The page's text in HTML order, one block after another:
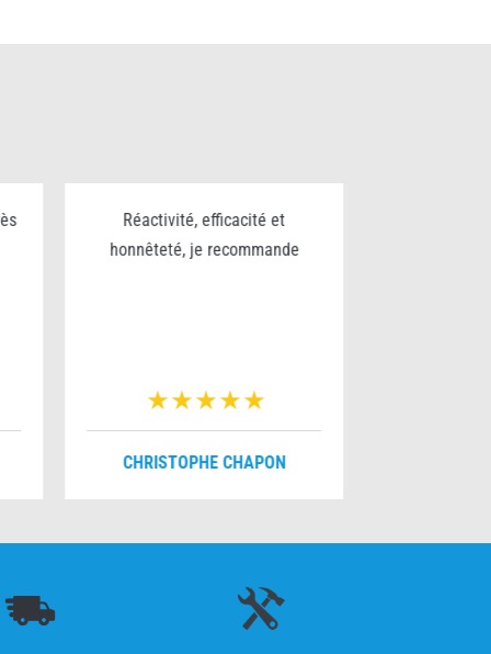
Réactivité, efficacité et
honnêteté, je recommande
CHRISTOPHE CHAPON